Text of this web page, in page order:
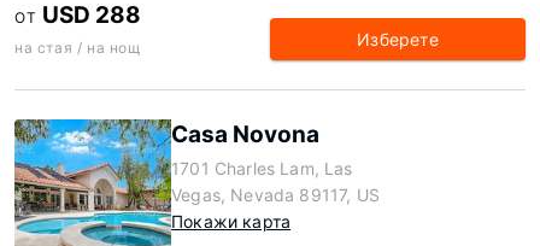
ОТ USD 288
на стая / на нощ Изберете
Casa Novona
1701 Charles Lam, Las
Vegas, Nevada 89117, US
Покажи карта